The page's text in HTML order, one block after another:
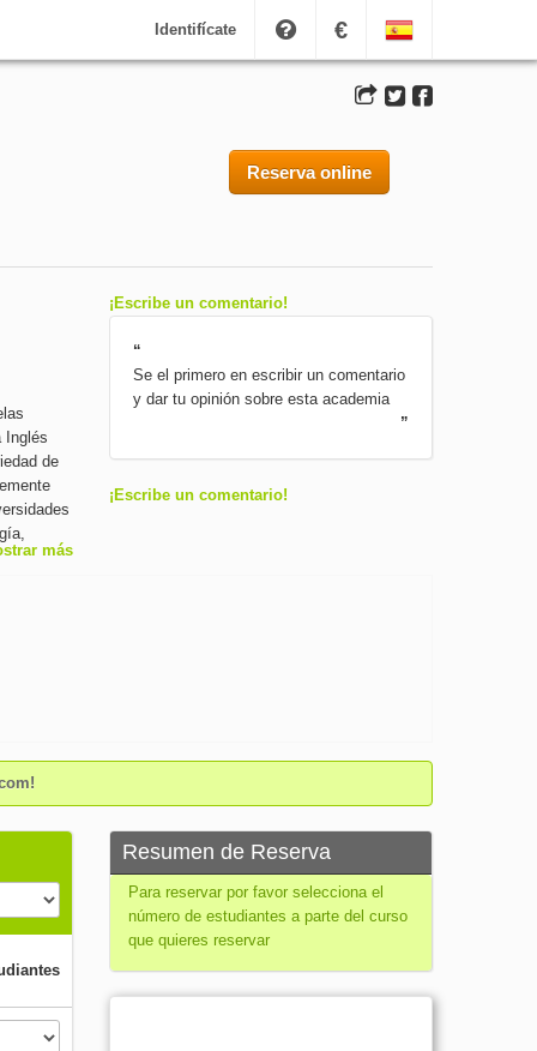
Identifícate €
Reserva online
Inglés
de
más
¡Escribe un comentario!
“
Se el primero en escribir un comentario
y dar tu opinión sobre esta academia
”
¡Escribe un comentario!
Resumen de Reserva
Para reservar por favor selecciona el
número de estudiantes a parte del curso
que quieres reservar